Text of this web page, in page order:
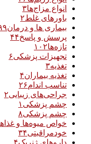
انواع مزاج‌ها۳
باورهای غلط۲
بیماری ها و درمان
پرسش و پاسخ۴۴
تازه‌ها۱۰۲
تجهیزات پزشکی۶
تغذیه۳
تغذیه بیماران۴
تناسب اندام۲۶
جراحی‌های زیبایی۲
چشم پزشکی ۱
چشم پزشکی۸
خواص میوه‌ها و
خودمراقبتی۳۴